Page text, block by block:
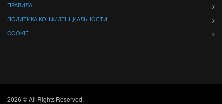
ПРАВИЛА
ПОЛИТИКА КОНФИДЕНЦИАЛЬНОСТИ
COOKIE
2026 © All Rights Reserved.